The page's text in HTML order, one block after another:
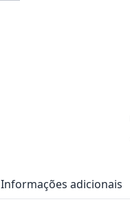
Informações adicionais